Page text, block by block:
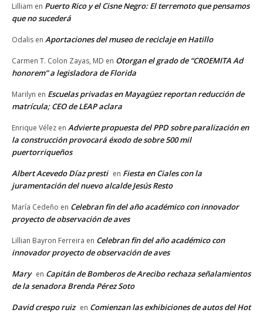
Lilliam en Puerto Rico y el Cisne Negro: El terremoto que pensamos
que no sucederá
Odalis en Aportaciones del museo de reciclaje en Hatillo
Carmen T. Colon Zayas, MD en Otorgan el grado de “CROEMITA Ad
honorem” a legisladora de Florida
Marilyn en Escuelas privadas en Mayagüez reportan reducción de
matrícula; CEO de LEAP aclara
Enrique Vélez en Advierte propuesta del PPD sobre paralización en
la construcción provocará éxodo de sobre 500 mil
puertorriqueños
Albert Acevedo Díaz presti en Fiesta en Ciales con la
juramentación del nuevo alcalde Jesús Resto
María Cedeño en Celebran fin del año académico con innovador
proyecto de observación de aves
Lillian Bayron Ferreira en Celebran fin del año académico con
innovador proyecto de observación de aves
Mary en Capitán de Bomberos de Arecibo rechaza señalamientos
de la senadora Brenda Pérez Soto
David crespo ruiz en Comienzan las exhibiciones de autos del Hot